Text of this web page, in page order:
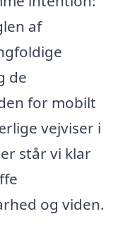
af
de
for mobilt
vejviser i
står vi klar
og viden.